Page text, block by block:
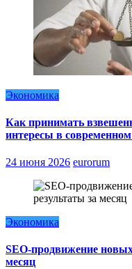
Экономика
Как принимать
интересы в
24 июня 2026 eurorum
Экономика
SEO-продвижение
месяц